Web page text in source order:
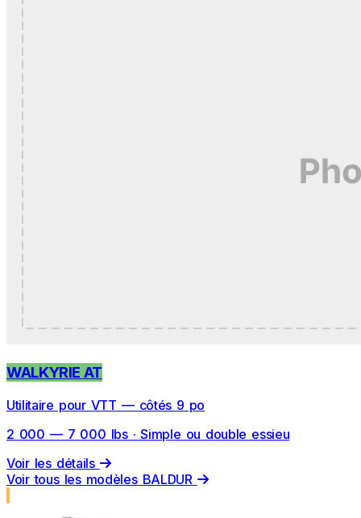
WALKYRIE AT
Utilitaire pour VTT — côtés 9 po
2 000 — 7 000 lbs · Simple ou double essieu
Voir les détails
Voir tous les modèles BALDUR